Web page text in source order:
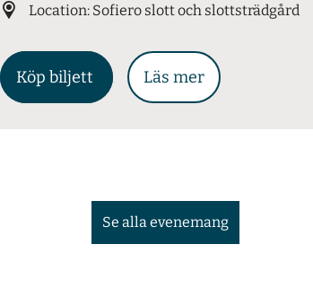
Location: Sofiero slott och slottsträdgård
Köp biljett Läs mer
Se alla evenemang